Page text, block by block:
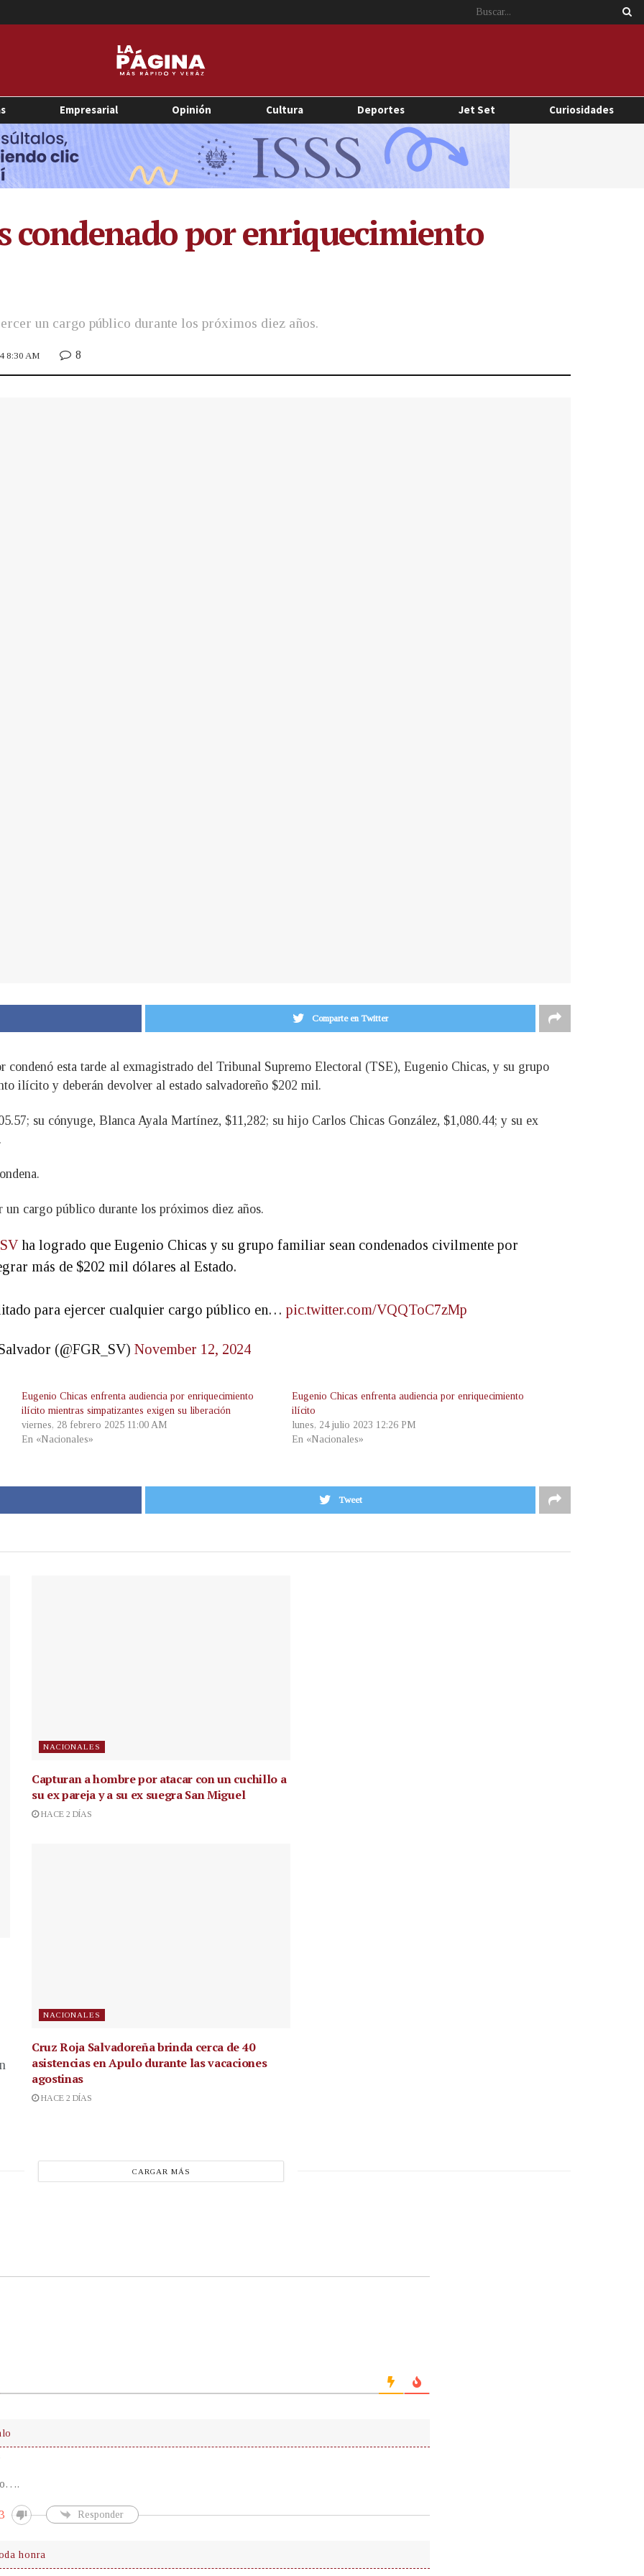
Empresarial Opinión Cultura Deportes Jet Set Curiosidades
condenado por enriquecimiento
un cargo público durante los próximos diez años.
8:30 AM 8
Comparte en Twitter
condenó esta tarde al exmagistrado del Tribunal Supremo Electoral (TSE), Eugenio Chicas, y su grupo
ilícito y deberán devolver al estado salvadoreño $202 mil.
su cónyuge, Blanca Ayala Martínez, $11,282; su hijo Carlos Chicas González, $1,080.44; y su ex
cargo público durante los próximos diez años.
ha logrado que Eugenio Chicas y su grupo familiar sean condenados civilmente por
más de $202 mil dólares al Estado.
para ejercer cualquier cargo público en… pic.twitter.com/VQQToC7zMp
(@FGR_SV) November 12, 2024
Eugenio Chicas enfrenta audiencia por enriquecimiento
ilícito mientras simpatizantes exigen su liberación
viernes, 28 febrero 2025 11:00 AM
En «Nacionales»
Eugenio Chicas enfrenta audiencia por enriquecimiento
ilícito
lunes, 24 julio 2023 12:26 PM
En «Nacionales»
Tweet
NACIONALES
Capturan a hombre por atacar con un cuchillo a
su ex pareja y a su ex suegra San Miguel
HACE 2 DÍAS
NACIONALES
Cruz Roja Salvadoreña brinda cerca de 40
asistencias en Apulo durante las vacaciones
agostinas
HACE 2 DÍAS
CARGAR MÁS
Responder
honra